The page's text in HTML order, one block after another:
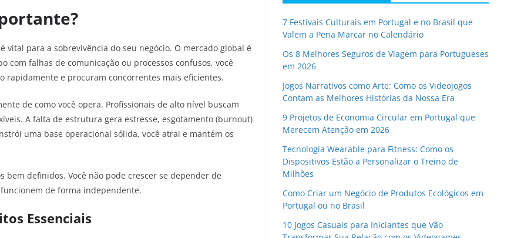
vital para a sobrevivência do seu negócio. O mercado global é
com falhas de comunicação ou processos confusos, você
rapidamente e procuram concorrentes mais eficientes.
de como você opera. Profissionais de alto nível buscam
A falta de estrutura gera estresse, esgotamento (burnout)
uma base operacional sólida, você atrai e mantém os
bem definidos. Você não pode crescer se depender de
de forma independente.
Essenciais
7 Festivais Culturais em Portugal e no Brasil que
Valem a Pena Marcar no Calendário
Os 8 Melhores Seguros de Viagem para Portugueses
em 2026
Jogos Narrativos como Arte: Como os Videojogos
Contam as Melhores Histórias da Nossa Era
9 Projetos de Economia Circular em Portugal que
Merecem Atenção em 2026
Tecnologia Wearable para Fitness: Como os
Dispositivos Estão a Personalizar o Treino de
Milhões
Como Criar um Negócio de Produtos Ecológicos em
Portugal ou no Brasil
10 Jogos Casuais para Iniciantes que Vão